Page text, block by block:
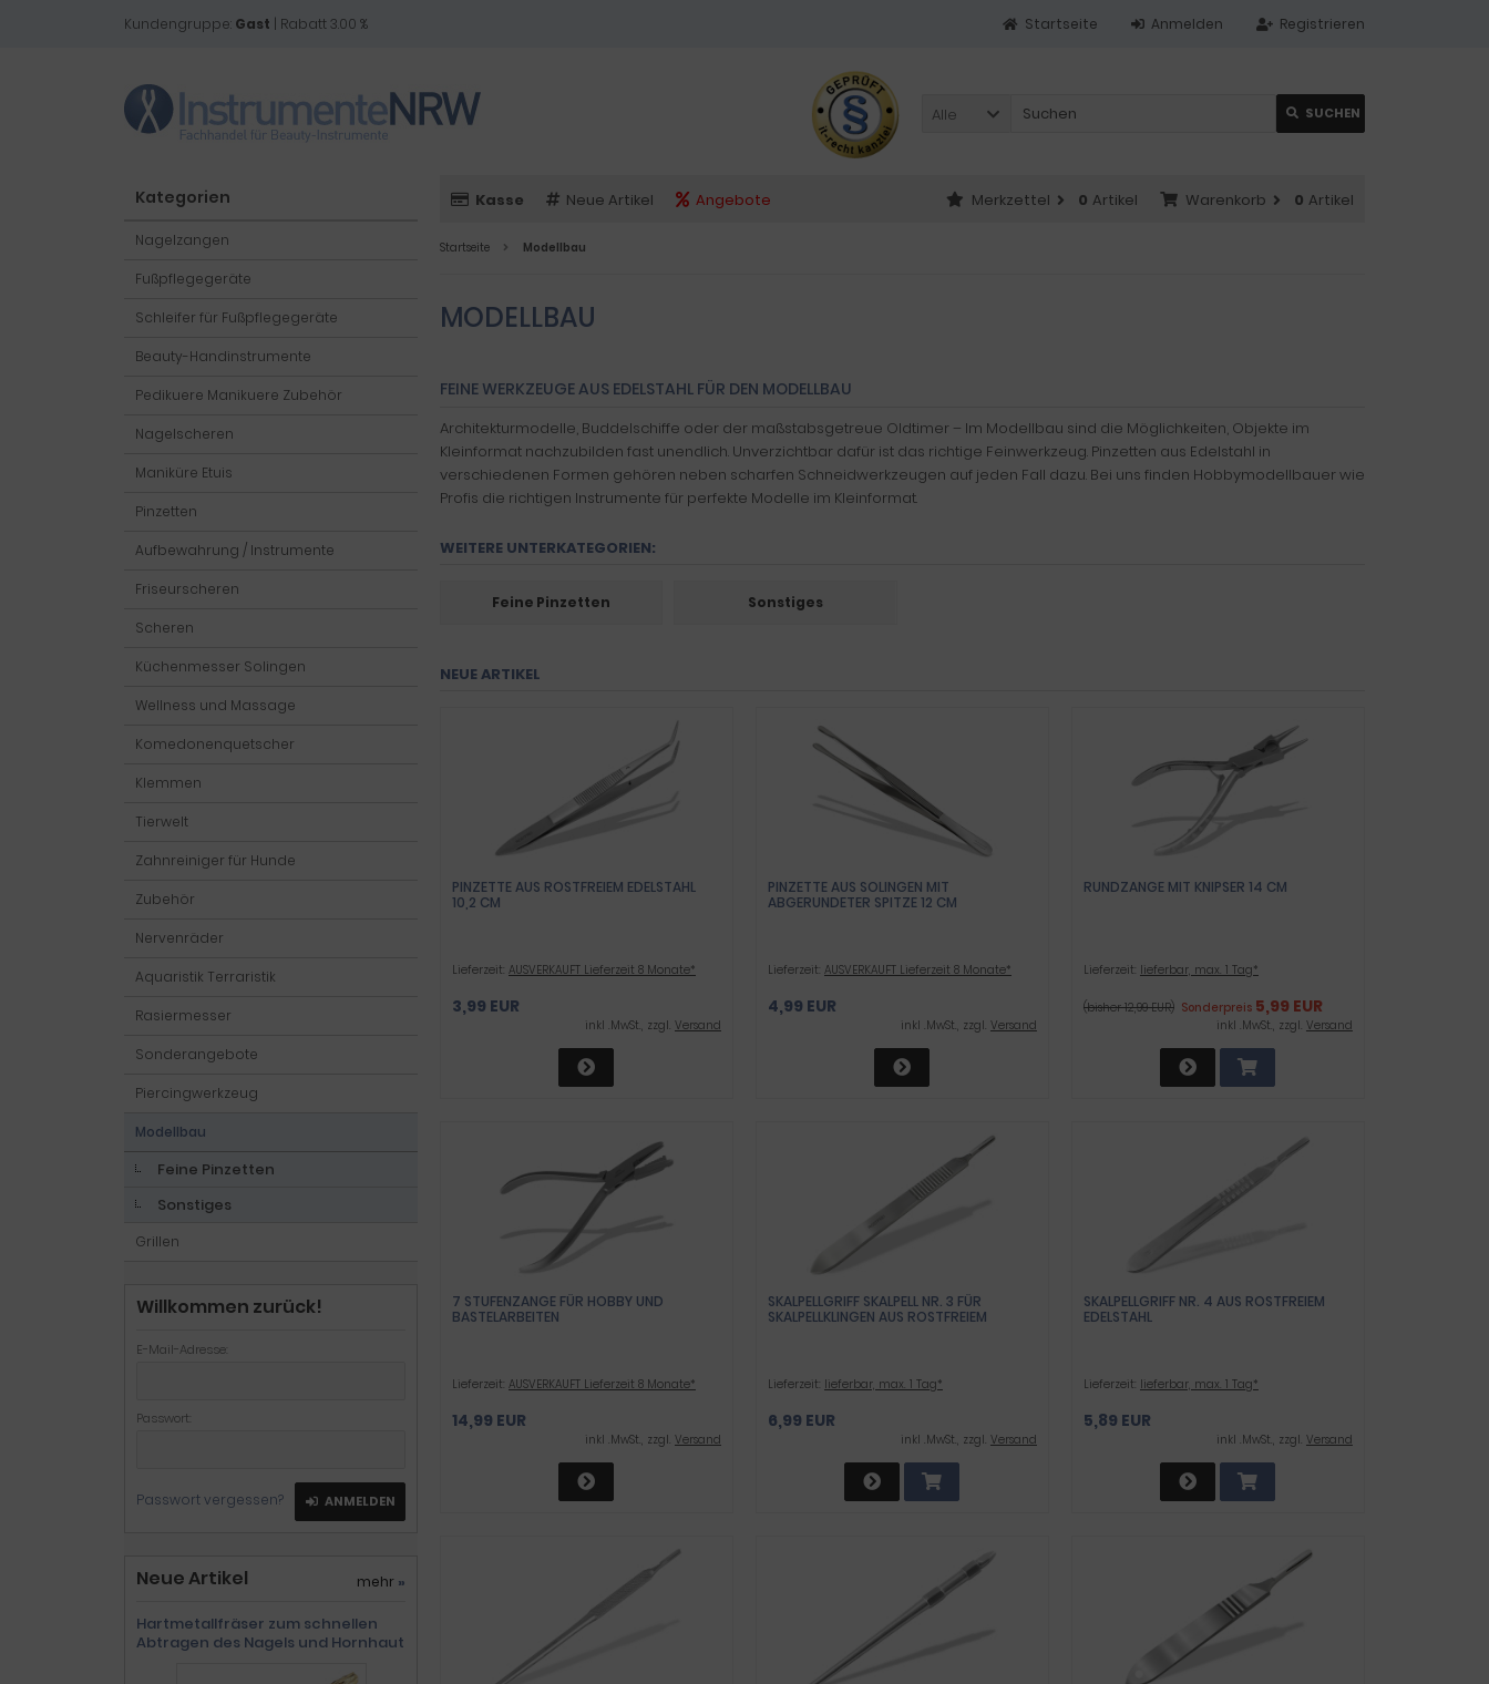
Kundengruppe: Gast | Rabatt 3.00 % Registrieren
Anmelden
Startseite
Alle SUCHEN
Kasse Neue Artikel Angebote Warenkorb 0 Artikel
Merkzettel 0 Artikel
Startseite Modellbau
MODELLBAU
FEINE WERKZEUGE AUS EDELSTAHL FÜR DEN MODELLBAU
Architekturmodelle, Buddelschiffe oder der maßstabsgetreue Oldtimer – Im Modellbau sind die Möglichkeiten, Objekte im
Kleinformat nachzubilden fast unendlich. Unverzichtbar dafür ist das richtige Feinwerkzeug. Pinzetten aus Edelstahl in
verschiedenen Formen gehören neben scharfen Schneidwerkzeugen auf jeden Fall dazu. Bei uns finden Hobbymodellbauer wie
Profis die richtigen Instrumente für perfekte Modelle im Kleinformat.
WEITERE UNTERKATEGORIEN:
Feine Pinzetten Sonstiges
NEUE ARTIKEL
PINZETTE AUS ROSTFREIEM EDELSTAHL
10,2 CM
Lieferzeit: AUSVERKAUFT Lieferzeit 8 Monate*
3,99 EUR
inkl .MwSt., zzgl. Versand
PINZETTE AUS SOLINGEN MIT
ABGERUNDETER SPITZE 12 CM
Lieferzeit: AUSVERKAUFT Lieferzeit 8 Monate*
4,99 EUR
inkl .MwSt., zzgl. Versand
RUNDZANGE MIT KNIPSER 14 CM
Lieferzeit: lieferbar, max. 1 Tag*
(bisher 12,99 EUR) Sonderpreis5,99 EUR
inkl .MwSt., zzgl. Versand
7 STUFENZANGE FÜR HOBBY UND
BASTELARBEITEN
Lieferzeit: AUSVERKAUFT Lieferzeit 8 Monate*
14,99 EUR
inkl .MwSt., zzgl. Versand
SKALPELLGRIFF SKALPELL NR. 3 FÜR
SKALPELLKLINGEN AUS ROSTFREIEM
Lieferzeit: lieferbar, max. 1 Tag*
6,99 EUR
inkl .MwSt., zzgl. Versand
SKALPELLGRIFF NR. 4 AUS ROSTFREIEM
EDELSTAHL
Lieferzeit: lieferbar, max. 1 Tag*
5,89 EUR
inkl .MwSt., zzgl. Versand
Kategorien
Nagelzangen
Fußpflegegeräte
Schleifer für Fußpflegegeräte
Beauty-Handinstrumente
Pedikuere Manikuere Zubehör
Nagelscheren
Maniküre Etuis
Pinzetten
Aufbewahrung / Instrumente
Friseurscheren
Scheren
Küchenmesser Solingen
Wellness und Massage
Komedonenquetscher
Klemmen
Tierwelt
Zahnreiniger für Hunde
Zubehör
Nervenräder
Aquaristik Terraristik
Rasiermesser
Sonderangebote
Piercingwerkzeug
Modellbau
Feine Pinzetten
Sonstiges
Grillen
Willkommen zurück!
E-Mail-Adresse:
Passwort:
Passwort vergessen? ANMELDEN
Neue Artikel mehr »
Hartmetallfräser zum schnellen
Abtragen des Nagels und Hornhaut